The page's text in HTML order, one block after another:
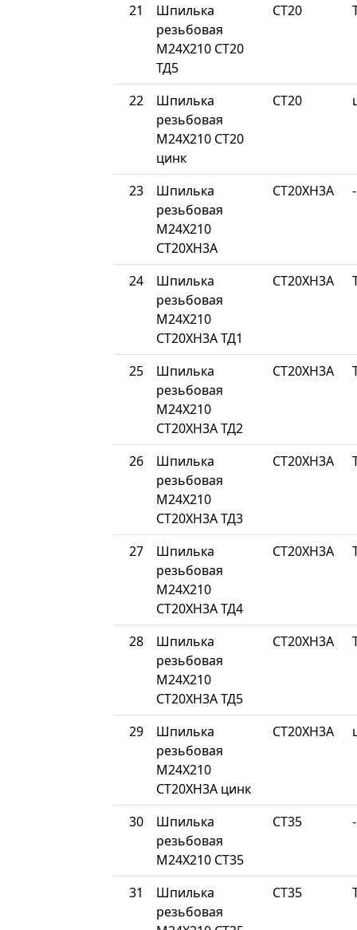
21
Шпилька
резьбовая
М24Х210 СТ20
ТД5
СТ20
22
Шпилька
резьбовая
М24Х210 СТ20
цинк
СТ20
23
Шпилька
резьбовая
М24Х210
СТ20ХН3А
СТ20ХН3А -
24
Шпилька
резьбовая
М24Х210
СТ20ХН3А ТД1
СТ20ХН3А
25
Шпилька
резьбовая
М24Х210
СТ20ХН3А ТД2
СТ20ХН3А
26
Шпилька
резьбовая
М24Х210
СТ20ХН3А ТД3
СТ20ХН3А
27
Шпилька
резьбовая
М24Х210
СТ20ХН3А ТД4
СТ20ХН3А
28
Шпилька
резьбовая
М24Х210
СТ20ХН3А ТД5
СТ20ХН3А
29
Шпилька
резьбовая
М24Х210
СТ20ХН3А цинк
СТ20ХН3А
30
Шпилька
резьбовая
М24Х210 СТ35
СТ35 -
31
Шпилька
резьбовая
СТ35